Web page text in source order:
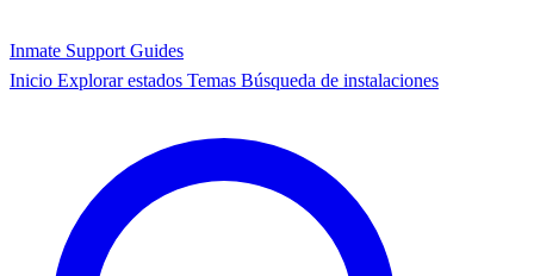
Inmate Support Guides
Inicio Explorar estados Temas Búsqueda de instalaciones